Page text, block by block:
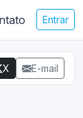
Entrar
X E-mail